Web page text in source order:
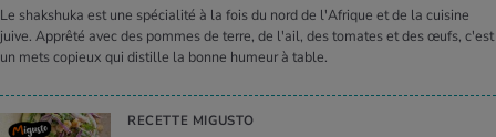
Le shakshuka est une spécialité à la fois du nord de l'Afrique et de la cuisine
juive. Apprêté avec des pommes de terre, de l'ail, des tomates et des œufs, c'est
un mets copieux qui distille la bonne humeur à table.
RECETTE MIGUSTO